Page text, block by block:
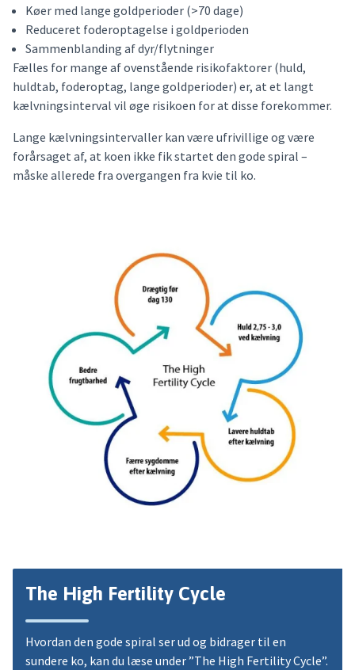
Køer med lange goldperioder (>70 dage)
Reduceret foderoptagelse i goldperioden
Sammenblanding af dyr/flytninger
Fælles for mange af ovenstående risikofaktorer (huld,
huldtab, foderoptag, lange goldperioder) er, at et langt
kælvningsinterval vil øge risikoen for at disse forekommer.
Lange kælvningsintervaller kan være ufrivillige og være
forårsaget af, at koen ikke fik startet den gode spiral –
måske allerede fra overgangen fra kvie til ko.
The High Fertility Cycle
Hvordan den gode spiral ser ud og bidrager til en
sundere ko, kan du læse under ”The High Fertility Cycle”.